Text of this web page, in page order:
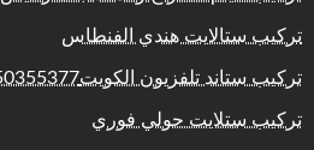
تركيب ستالايت هندي الفنطاس
تركيب ستاند تلفزيون الكويت50355377
تركيب ستلايت حولي فوري